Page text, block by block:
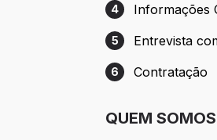
Etapa 4:
4 Informações
Etapa 5: Entrevista
5 Entrevista
Etapa 6:
6 Contratação
QUEM SOMOS